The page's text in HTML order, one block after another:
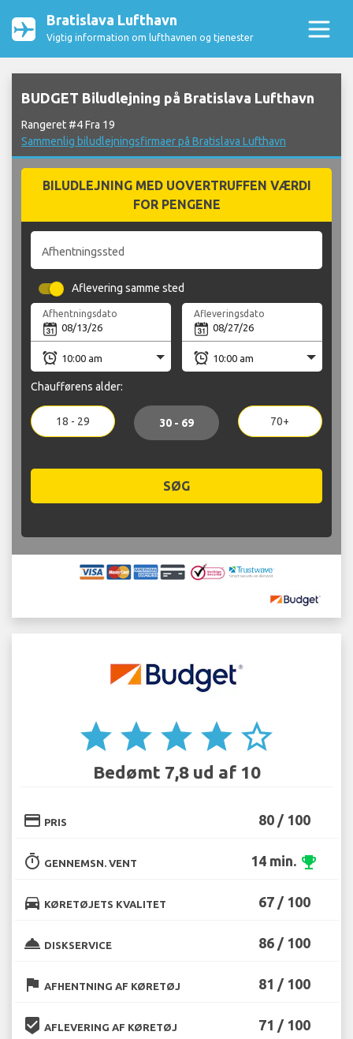
Bratislava Lufthavn
Vigtig information om lufthavnen og tjenester
BUDGET Biludlejning på Bratislava Lufthavn
Rangeret #4 Fra 19
Sammenlig biludlejningsfirmaer på Bratislava Lufthavn
BILUDLEJNING MED UOVERTRUFFEN VÆRDI
FOR PENGENE
Afhentningssted
Aflevering samme sted
Afhentningsdato Afleveringsdato
Chaufførens alder:
18 - 29 30 - 69 70+
SØG
star star star star star_border
Bedømt 7,8 ud af 10
credit_card PRIS 80 / 100
timer GENNEMSN. VENT 14 min. emoji_events
directions_car KØRETØJETS KVALITET 67 / 100
room_service DISKSERVICE 86 / 100
flag AFHENTNING AF KØRETØJ 81 / 100
beenhere AFLEVERING AF KØRETØJ 71 / 100